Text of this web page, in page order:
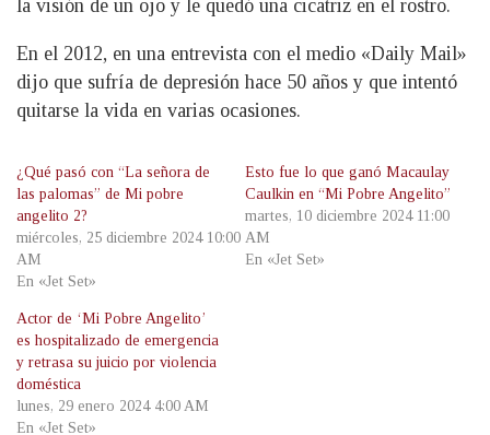
la visión de un ojo y le quedó una cicatriz en el rostro.
En el 2012, en una entrevista con el medio «Daily Mail»
dijo que sufría de depresión hace 50 años y que intentó
quitarse la vida en varias ocasiones.
¿Qué pasó con “La señora de
las palomas” de Mi pobre
angelito 2?
miércoles, 25 diciembre 2024 10:00
AM
En «Jet Set»
Esto fue lo que ganó Macaulay
Caulkin en “Mi Pobre Angelito”
martes, 10 diciembre 2024 11:00
AM
En «Jet Set»
Actor de ‘Mi Pobre Angelito’
es hospitalizado de emergencia
y retrasa su juicio por violencia
doméstica
lunes, 29 enero 2024 4:00 AM
En «Jet Set»